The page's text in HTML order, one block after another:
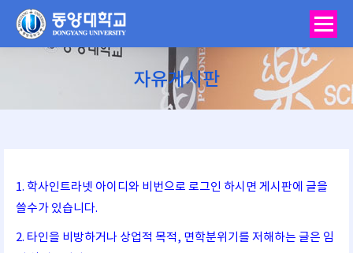
자유게시판
You are here:
1. 학사인트라넷 아이디와 비번으로 로그인 하시면 게시판에 글을
쓸수가 있습니다.
2. 타인을 비방하거나 상업적 목적, 면학분위기를 저해하는 글은 임